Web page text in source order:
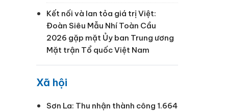
Kết nối và lan tỏa giá trị Việt:
Đoàn Siêu Mẫu Nhí Toàn Cầu
2026 gặp mặt Ủy ban Trung ương
Mặt trận Tổ quốc Việt Nam
Xã hội
Sơn La: Thu nhận thành công 1.664